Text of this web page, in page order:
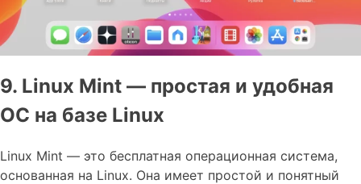
9. Linux Mint — простая и удобная
ОС на базе Linux
Linux Mint — это бесплатная операционная система,
основанная на Linux. Она имеет простой и понятный